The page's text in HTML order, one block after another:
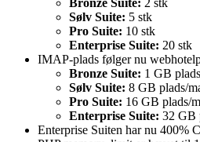
Sølv Suite: 5 stk
Pro Suite: 10 stk
Enterprise Suite: 20 stk
IMAP-plads følger nu
Bronze Suite: 1 GB
Sølv Suite: 8 GB plads/
Pro Suite: 16 GB plads/
Enterprise Suite: 32 GB
Enterprise Suiten har nu 400%